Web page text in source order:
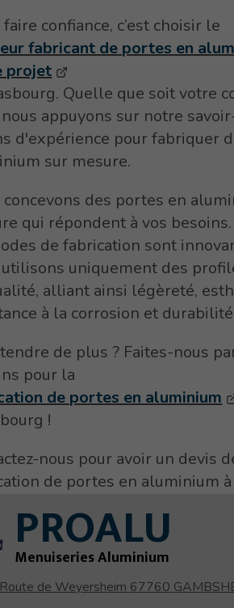
faire confiance, c’est choisir le
fabricant de portes en
projet
Quelle que soit votre
appuyons sur notre
d'expérience pour fabriquer
sur mesure.
concevons des portes en
qui répondent à vos
de fabrication sont
utilisons uniquement des
alliant ainsi légèreté,
à la corrosion et
de plus ? Faites-nous
pour la
de portes en aluminium
!
nous pour avoir un devis
de portes en aluminium
PROALU
Menuiseries Aluminium
de Weyersheim 67760